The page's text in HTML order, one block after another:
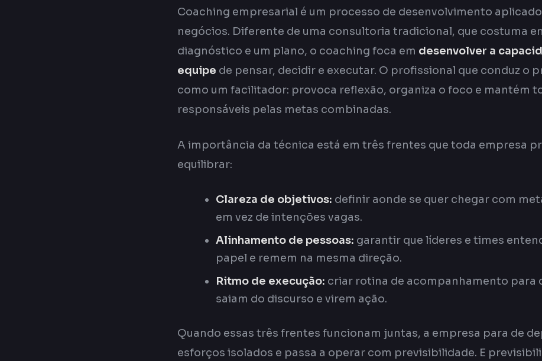
Coaching empresarial é um processo de desenvolvimento
negócios. Diferente de uma consultoria tradicional, que costuma
diagnóstico e um plano, o coaching foca em desenvolver a
equipe de pensar, decidir e executar. O profissional que conduz o
como um facilitador: provoca reflexão, organiza o foco e mantém
responsáveis pelas metas combinadas.
A importância da técnica está em três frentes que toda empresa
equilibrar:
Clareza de objetivos: definir aonde se quer chegar com
em vez de intenções vagas.
Alinhamento de pessoas: garantir que líderes e times
papel e remem na mesma direção.
Ritmo de execução: criar rotina de acompanhamento para
saiam do discurso e virem ação.
Quando essas três frentes funcionam juntas, a empresa para de
esforços isolados e passa a operar com previsibilidade. E